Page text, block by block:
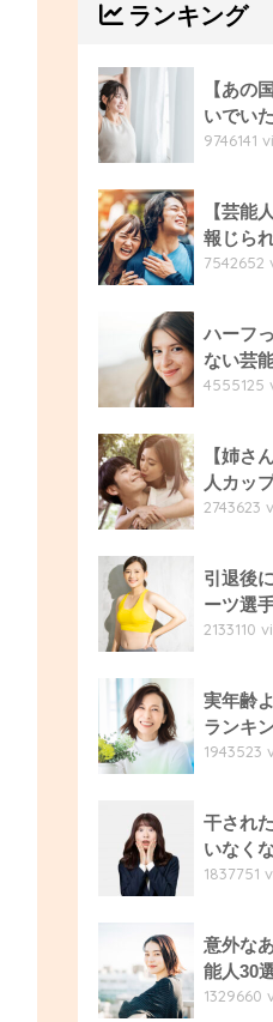
ランキング
【あの
いでい
9746141
【芸能
報じら
7542652
ハーフ
ない芸
4555125
【姉さ
人カッ
2743623
引退後
ーツ選
2133110
実年齢
ランキ
1943523
干され
いなく
1837751
意外な
能人30
1329660